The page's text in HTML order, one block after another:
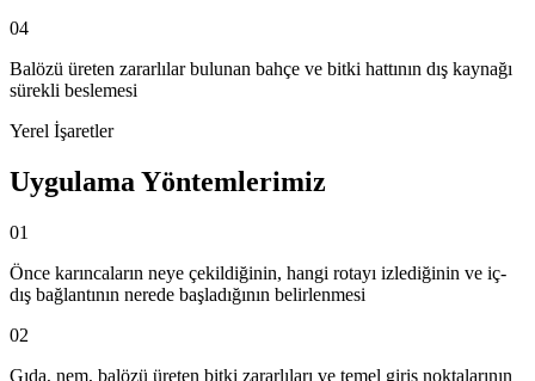
04
Balözü üreten zararlılar bulunan bahçe ve bitki hattının dış kaynağı
sürekli beslemesi
Yerel İşaretler
Uygulama Yöntemlerimiz
01
Önce karıncaların neye çekildiğinin, hangi rotayı izlediğinin ve iç-
dış bağlantının nerede başladığının belirlenmesi
02
Gıda, nem, balözü üreten bitki zararlıları ve temel giriş noktalarının